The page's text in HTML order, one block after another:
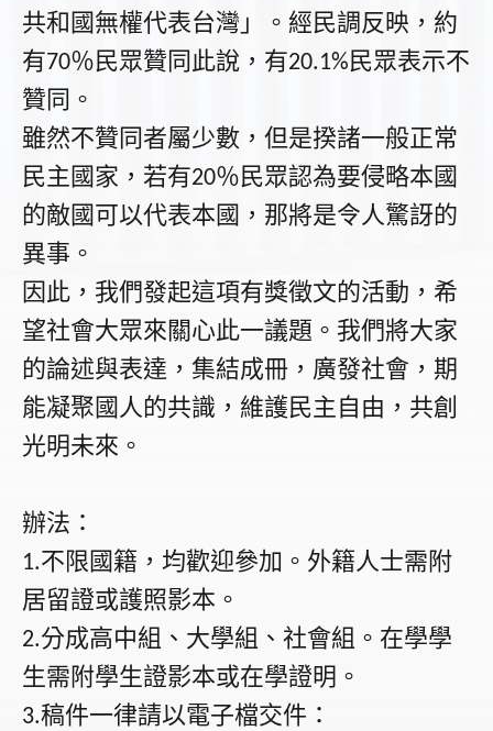
共和國無權代表台灣」。經民調反映，約
有70％民眾贊同此說，有20.1% 民眾表示不
贊同。
雖然不贊同者屬少數，但是揆諸一般正常
民主國家，若有20％民眾認為要侵略本國
的敵國可以代表本國，那將是令人驚訝的
異事。
因此，我們發起這項有獎徵文的活動，希
望社會大眾來關心此一議題。我們將大家
的論述與表達，集結成冊，廣發社會，期
能凝聚國人的共識，維護民主自由，共創
光明未來。
辦法：
1.不限國籍，均歡迎參加。外籍人士需附
居留證或護照影本。
2.分成高中組、大學組、社會組。在學學
生需附學生證影本或在學證明。
3.稿件一律請以電子檔交件：